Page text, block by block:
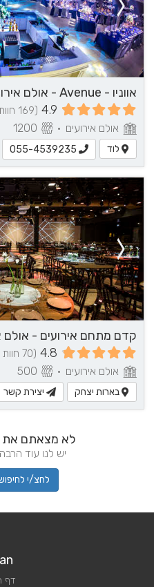
אווניו - Avenue - אולם אירועים במרכז
4.9 (169 חוות דעת)
אולם אירועים •
לוד 055-4539235
קדם מתחם אירועים - אולם
4.8 (70 חוות דעת)
אולם אירועים •
בארות יצחק יצירת קשר
לא מצאתם
יש לנו עוד
לחצ/י
דף